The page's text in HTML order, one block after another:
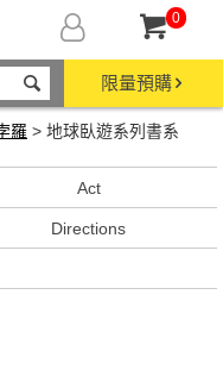
0
限量預購
羅 > 地球臥遊系列書系
Act
Directions